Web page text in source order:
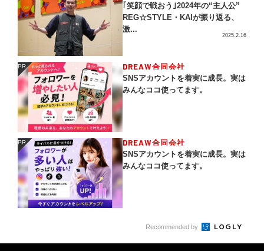
｢笑顔で戦おう｣2024年の“主人公”
REG☆STYLE・KAIが振り返る、
激...
2025.2.16
PR DREAW合同会社
SNSアカウントを着実に成長。実は
みんなココ使ってます。
PR DREAW合同会社
SNSアカウントを着実に成長。実は
みんなココ使ってます。
Recommended by